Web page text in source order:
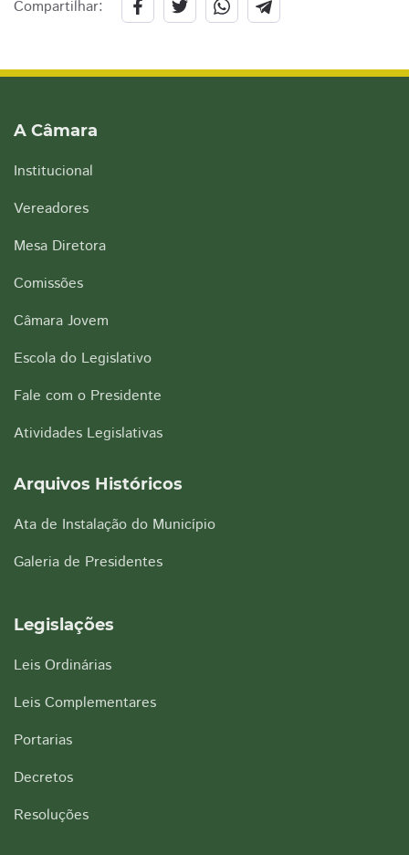
Compartilhar:
A Câmara
Institucional
Vereadores
Mesa Diretora
Comissões
Câmara Jovem
Escola do Legislativo
Fale com o Presidente
Atividades Legislativas
Arquivos Históricos
Ata de Instalação do Município
Galeria de Presidentes
Legislações
Leis Ordinárias
Leis Complementares
Portarias
Decretos
Resoluções